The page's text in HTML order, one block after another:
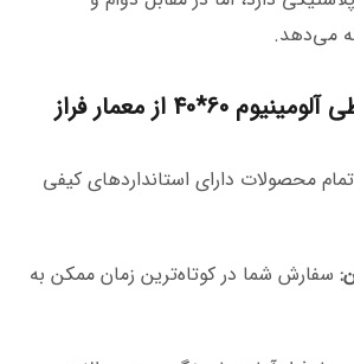
می‌دهد.
از معمار فراز
تمام محصولات دارای استانداردهای کیفی
سفارش شما در کوتاه‌ترین زمان ممکن به